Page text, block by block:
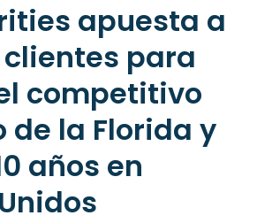
apuesta a
para
competitivo
de la Florida y
años en